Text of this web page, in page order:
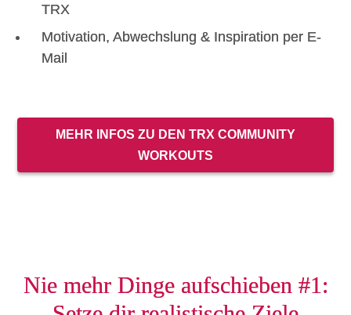
TRX
Motivation, Abwechslung & Inspiration per E-
Mail
MEHR INFOS ZU DEN TRX COMMUNITY
WORKOUTS
Nie mehr Dinge aufschieben #1: